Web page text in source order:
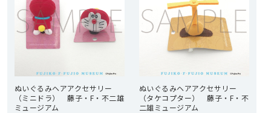
ぬいぐるみヘアアクセサリー
（ミニドラ） 藤子・F・不二雄
ミュージアム
ぬいぐるみヘアアクセサリー
（タケコプター） 藤子・F・不
二雄ミュージアム